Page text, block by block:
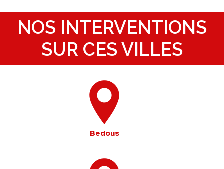
NOS INTERVENTIONS
SUR CES VILLES
Bedous